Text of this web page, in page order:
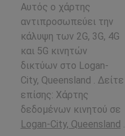
Αυτός ο χάρτης
αντιπροσωπεύει την
κάλυψη των 2G, 3G, 4G
και 5G κινητών
δικτύων στο Logan-
City, Queensland . Δείτε
επίσης: Χάρτης
δεδομένων κινητού σε
Logan-City, Queensland .